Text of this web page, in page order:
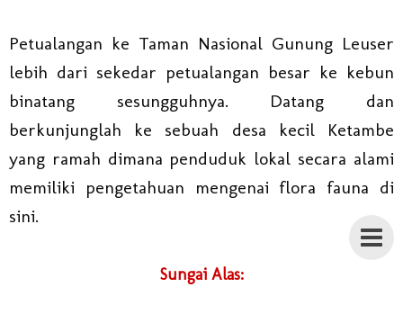
Petualangan ke Taman Nasional Gunung Leuser
lebih dari sekedar petualangan besar ke kebun
binatang sesungguhnya. Datang dan
berkunjunglah ke sebuah desa kecil Ketambe
yang ramah dimana penduduk lokal secara alami
memiliki pengetahuan mengenai flora fauna di
sini.
Sungai Alas: